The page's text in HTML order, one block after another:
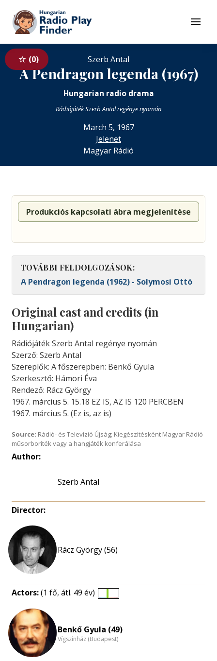
To contents
Menu
0 Szerb Antal
A Pendragon legenda (1967)
Hungarian radio drama
Rádiójáték Szerb Antal regénye nyomán
March 5, 1967
Jelenet
Magyar Rádió
Produkciós kapcsolati ábra megjelenítése
TOVÁBBI FELDOLGOZÁSOK:
A Pendragon legenda (1962) - Solymosi Ottó
Original cast and credits (in
Hungarian)
Rádiójáték Szerb Antal regénye nyomán
Szerző: Szerb Antal
Szereplők: A főszerepben: Benkő Gyula
Szerkesztő: Hámori Éva
Rendező: Rácz György
1967. március 5. 15.18 EZ IS, AZ IS 120 PERCBEN
1967. március 5. (Ez is, az is)
Source: Rádió- és Televízió Újság; Kiegészítésként Magyar Rádió
műsorboríték vagy a hangjáték konferálása
Author:
Szerb Antal
Director:
Rácz György (56)
Actors:(1 fő, átl. 49 év)
nagyítása
Benkő Gyula (49)
Vígszínház (Budapest)